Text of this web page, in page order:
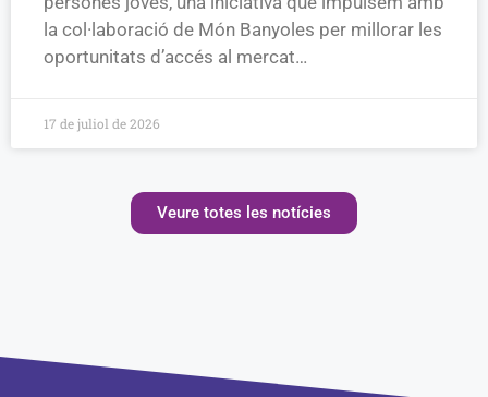
la col·laboració de Món Banyoles per millorar les
oportunitats d’accés al mercat…
17 de juliol de 2026
Veure totes les notícies